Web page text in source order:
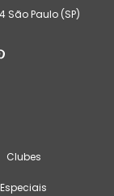
São Paulo (SP)
Clubes
Especiais